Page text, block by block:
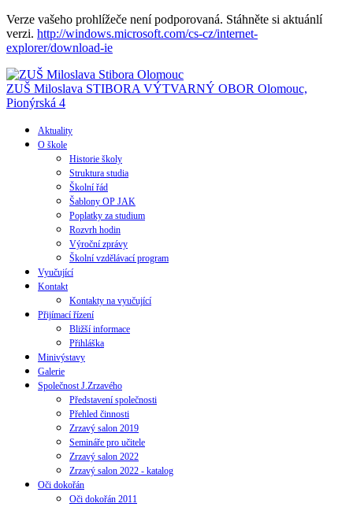
Verze vašeho prohlížeče není podporovaná. Stáhněte si aktuánlí
verzi. http://windows.microsoft.com/cs-cz/internet-
explorer/download-ie
ZUŠ Miloslava STIBORA VÝTVARNÝ OBOR Olomouc,
Pionýrská 4
Aktuality
O škole
Historie školy
Struktura studia
Školní řád
Šablony OP JAK
Poplatky za studium
Rozvrh hodin
Výroční zprávy
Školní vzdělávací program
Vyučující
Kontakt
Kontakty na vyučující
Přijímací řízení
Bližší informace
Přihláška
Minivýstavy
Galerie
Společnost J.Zrzavého
Představení společnosti
Přehled činnosti
Zrzavý salon 2019
Semináře pro učitele
Zrzavý salon 2022
Zrzavý salon 2022 - katalog
Oči dokořán
Oči dokořán 2011